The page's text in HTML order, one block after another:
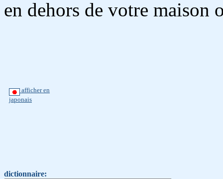
en dehors de votre maison
afficher en
japonais
dictionnaire: